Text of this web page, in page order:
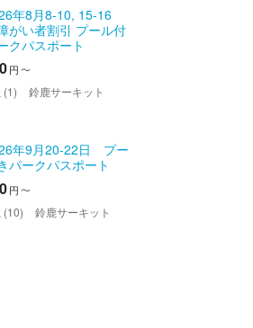
年8月8-10, 15-16
い者割引 プール付
クパスポート
円 〜
(1) 鈴鹿サーキット
年9月20-22日 プー
パークパスポート
円 〜
(10) 鈴鹿サーキット